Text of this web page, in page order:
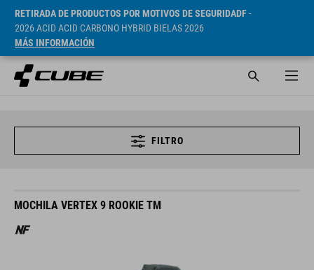
RETIRADA DE PRODUCTOS POR MOTIVOS DE SEGURIDADF-
2026 ACID ACID CARBONO HYBRID BIELAS 2026
MÁS INFORMACIÓN
FILTRO
MOCHILA VERTEX 9 ROOKIE TM